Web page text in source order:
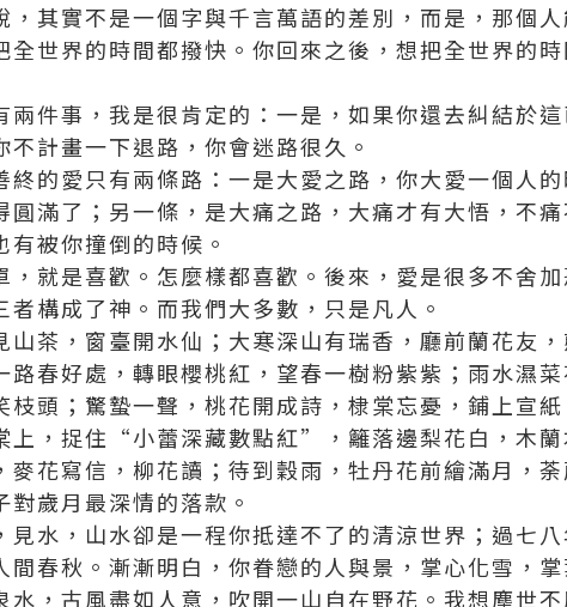
，其實不是一個字與千言萬語的差別，而是，那個人
全世界的時間都撥快。你回來之後，想把全世界的
兩件事，我是很肯定的：一是，如果你還去糾結於
不計畫一下退路，你會迷路很久。
終的愛只有兩條路：一是大愛之路，你大愛一個人
圓滿了；另一條，是大痛之路，大痛才有大悟，不
被你撞倒的時候。
，就是喜歡。怎麼樣都喜歡。後來，愛是很多不舍
者構成了神。而我們大多數，只是凡人。
山茶，窗臺開水仙；大寒深山有瑞香，廳前蘭花友
路春好處，轉眼櫻桃紅，望春一樹粉紫紫；雨水濕
枝頭；驚蟄一聲，桃花開成詩，棣棠忘憂，鋪上宣
上，捉住“小蕾深藏數點紅”，籬落邊梨花白，木
麥花寫信，柳花讀；待到穀雨，牡丹花前繪滿月，
歲月最深情的落款。
見水，山水卻是一程你抵達不了的清涼世界；過七
間春秋。漸漸明白，你眷戀的人與景，掌心化雪，
水，古風盡如人意，吹開一山自在野花。我想塵世